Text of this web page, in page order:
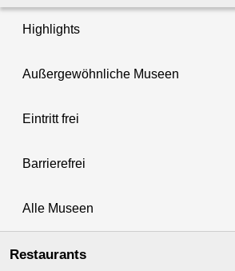
Highlights
Außergewöhnliche Museen
Eintritt frei
Barrierefrei
Alle Museen
Restaurants